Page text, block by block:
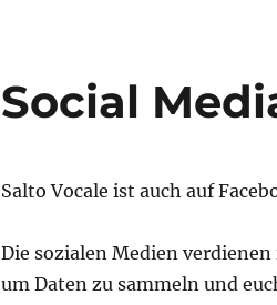
Social
Salto Vocale ist auch auf
Die sozialen Medien
um Daten zu sammeln und